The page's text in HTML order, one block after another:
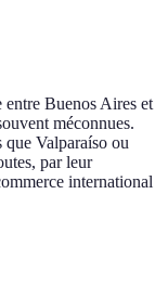
Buenos Aires et
méconnues.
Valparaíso ou
par leur
international